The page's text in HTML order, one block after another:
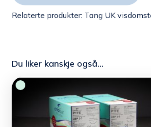
Relaterte produkter: Tang UK
Du liker kanskje også…